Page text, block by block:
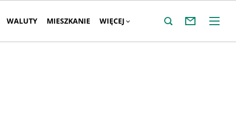
WALUTY MIESZKANIE WIĘCEJ